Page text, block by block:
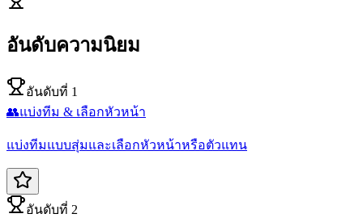
อันดับความนิยม
อันดับที่ 1
👥แบ่งทีม & เลือกหัวหน้า
แบ่งทีมแบบสุ่มและเลือกหัวหน้าหรือตัวแทน
อันดับที่ 2